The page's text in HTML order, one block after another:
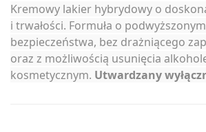
Kremowy lakier hybrydowy o
i trwałości. Formuła o
bezpieczeństwa, bez drażniącego
oraz z możliwością usunięcia
kosmetycznym. Utwardzany